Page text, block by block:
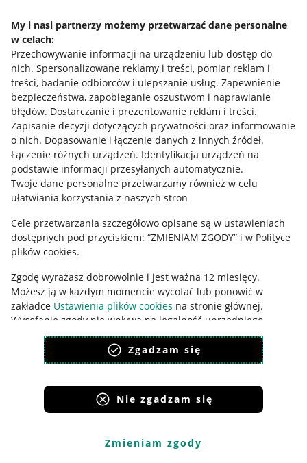
My i nasi partnerzy możemy przetwarzać dane personalne
w celach:
Przechowywanie informacji na urządzeniu lub dostęp do
nich. Spersonalizowane reklamy i treści, pomiar reklam i
treści, badanie odbiorców i ulepszanie usług. Zapewnienie
bezpieczeństwa, zapobieganie oszustwom i naprawianie
błędów. Dostarczanie i prezentowanie reklam i treści.
Zapisanie decyzji dotyczących prywatności oraz informowanie
o nich. Dopasowanie i łączenie danych z innych źródeł.
Łączenie różnych urządzeń. Identyfikacja urządzeń na
podstawie informacji przesyłanych automatycznie.
Twoje dane personalne przetwarzamy również w celu
ułatwiania korzystania z naszych stron
Cele przetwarzania szczegółowo opisane są w ustawieniach
dostępnych pod przyciskiem: “ZMIENIAM ZGODY” i w Polityce
plików cookies.
Zgodę wyrażasz dobrowolnie i jest ważna 12 miesięcy.
Możesz ją w każdym momencie wycofać lub ponowić w
zakładce Ustawienia plików cookies na stronie głównej.
Wycofanie zgody nie wpływa na legalność uprzedniego
przetwarzania.
polityka plików cookies
polityka ochrony prywatności
Zgadzam się
Nie zgadzam się
Zmieniam zgody
Mapa miejscowości
Informacje prawne
Regulamin
Polityka plików "cookies"
Ustawienia plików "cookies"
Udostępnianie lokalizacji
Informacje dla Aktu o Usługach Cyfrowych
Pobierz aplikację
Korzystanie z serwisu oznacza akceptacjęregulaminu